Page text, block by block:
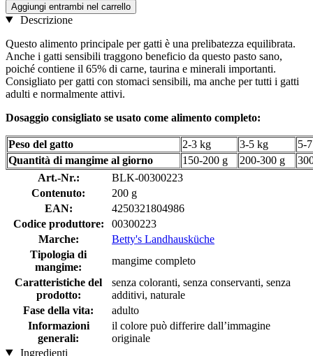
Aggiungi entrambi nel carrello
Descrizione
Questo alimento principale per gatti è una prelibatezza equilibrata.
Anche i gatti sensibili traggono beneficio da questo pasto sano,
poiché contiene il 65% di carne, taurina e minerali importanti.
Consigliato per gatti con stomaci sensibili, ma anche per tutti i gatti
adulti e normalmente attivi.
Dosaggio consigliato se usato come alimento completo:
Peso del gatto 2-3 kg 3-5 kg
5-
Quantità di mangime al giorno
150-200 g 200-300 g
Art.-Nr.:
BLK-00300223
Contenuto:
200 g
EAN:
4250321804986
Codice produttore:
00300223
Marche:
Betty's Landhausküche
Tipologia di
mangime:
mangime completo
Caratteristiche del
prodotto:
senza coloranti, senza conservanti, senza
additivi, naturale
Fase della vita:
adulto
Informazioni
generali:
il colore può differire dall’immagine
originale
Ingredienti